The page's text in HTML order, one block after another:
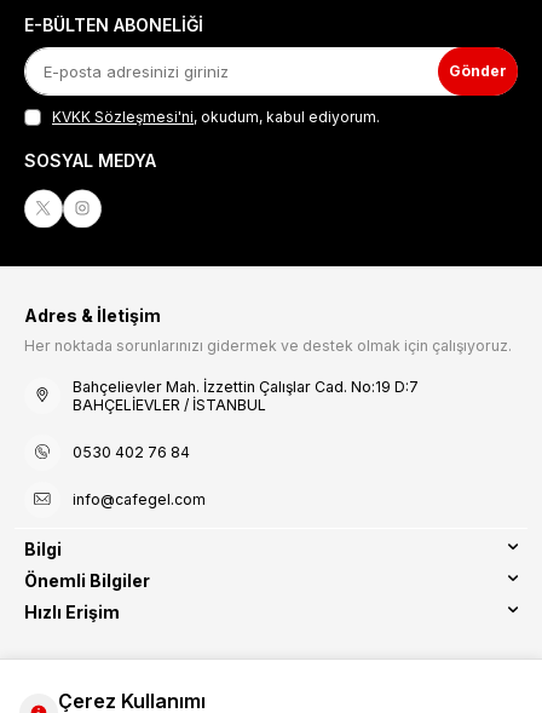
E-BÜLTEN ABONELIĞI
Gönder
KVKK Sözleşmesi'ni, okudum, kabul ediyorum.
SOSYAL MEDYA
Adres & İletişim
Her noktada sorunlarınızı gidermek ve destek olmak için çalışıyoruz.
Bahçelievler Mah. İzzettin Çalışlar Cad. No:19 D:7
BAHÇELİEVLER / İSTANBUL
0530 402 76 84
info@cafegel.com
Bilgi
Önemli Bilgiler
Hızlı Erişim
Çerez Kullanımı